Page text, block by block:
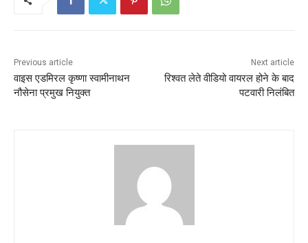
Previous article
वाइस एडमिरल कृष्णा स्वामीनाथन
नौसेना प्रमुख नियुक्त
Next article
रिश्वत लेते वीडियो वायरल होने के बाद
पटवारी निलंबित